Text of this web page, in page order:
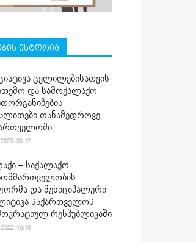
ისტორია
ცვლილებისათვის
და სამოქალაქო
თანამედროვე
00:12
– საქალაქო
და მუნიციპალური
საქართველოს
რესპუბლიკაში
16:18